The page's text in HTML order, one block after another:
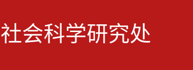
社会科学研究处